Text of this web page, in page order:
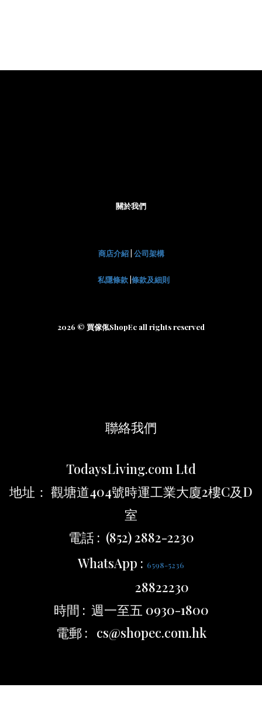
關於我們
商店介紹| 公司架構
私隱條款 條款及細則
2026 © 買傢俬ShopEc all rights reserved
聯絡我們
TodaysLiving.com Ltd
地址： 觀塘道404號時運工業大廈2樓C及D
室
電話 : (852) 2882-2230
WhatsApp : 6598-5236
28822230
時間 : 週一至五 0930-1800
電郵 : cs@shopec.com.hk